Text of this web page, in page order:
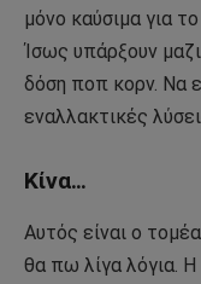
μόνο καύσιμα για
Ίσως υπάρξουν
δόση ποπ κορν. Να
εναλλακτικές
Κίνα…
Αυτός είναι ο
θα πω λίγα λόγια.